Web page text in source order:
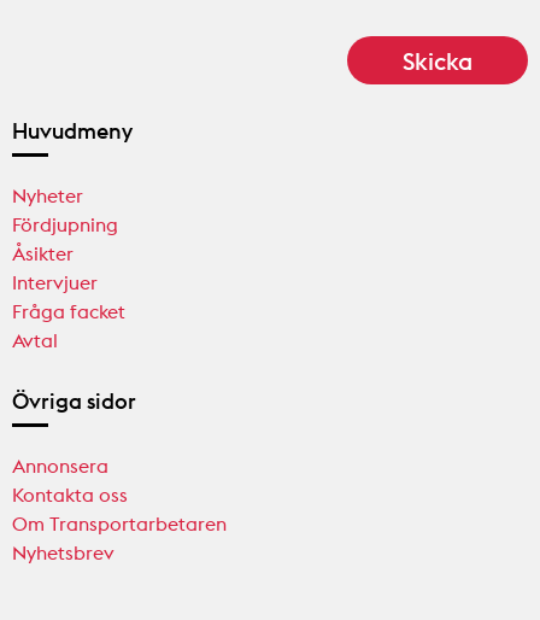
Huvudmeny
Nyheter
Fördjupning
Åsikter
Intervjuer
Fråga facket
Avtal
Övriga sidor
Annonsera
Kontakta oss
Om Transportarbetaren
Nyhetsbrev